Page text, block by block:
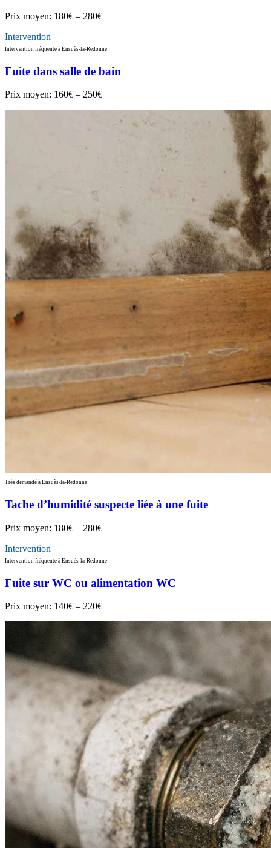
Prix moyen: 180€ – 280€
Intervention
Intervention fréquente à Ensuès-la-Redonne
Fuite dans salle de bain
Prix moyen: 160€ – 250€
Très demandé à Ensuès-la-Redonne
Tache d’humidité suspecte liée à une fuite
Prix moyen: 180€ – 280€
Intervention
Intervention fréquente à Ensuès-la-Redonne
Fuite sur WC ou alimentation WC
Prix moyen: 140€ – 220€